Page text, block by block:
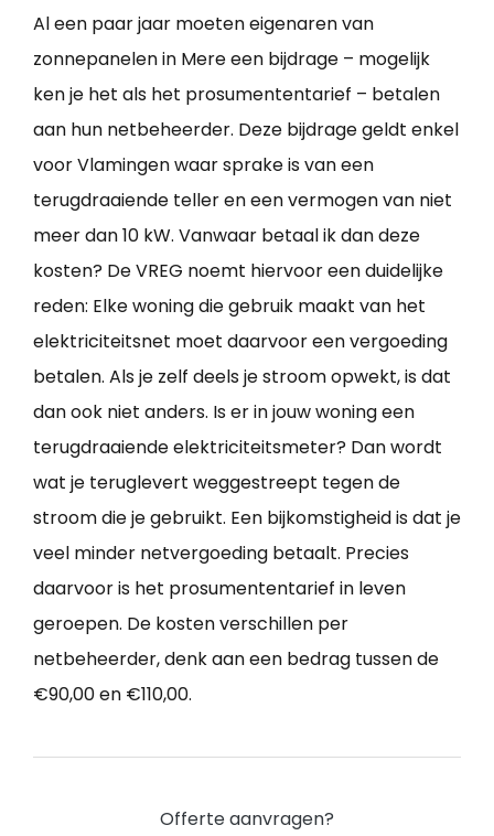
Al een paar jaar moeten eigenaren van
zonnepanelen in Mere een bijdrage – mogelijk
ken je het als het prosumententarief – betalen
aan hun netbeheerder. Deze bijdrage geldt enkel
voor Vlamingen waar sprake is van een
terugdraaiende teller en een vermogen van niet
meer dan 10 kW. Vanwaar betaal ik dan deze
kosten? De VREG noemt hiervoor een duidelijke
reden: Elke woning die gebruik maakt van het
elektriciteitsnet moet daarvoor een vergoeding
betalen. Als je zelf deels je stroom opwekt, is dat
dan ook niet anders. Is er in jouw woning een
terugdraaiende elektriciteitsmeter? Dan wordt
wat je teruglevert weggestreept tegen de
stroom die je gebruikt. Een bijkomstigheid is dat je
veel minder netvergoeding betaalt. Precies
daarvoor is het prosumententarief in leven
geroepen. De kosten verschillen per
netbeheerder, denk aan een bedrag tussen de
€90,00 en €110,00.
Offerte aanvragen?